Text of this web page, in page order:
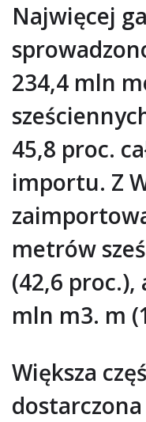
Najwięcej
234,4 mln
45,8 proc.
importu. Z
metrów
(42,6 proc.),
mln m3. m
Większa